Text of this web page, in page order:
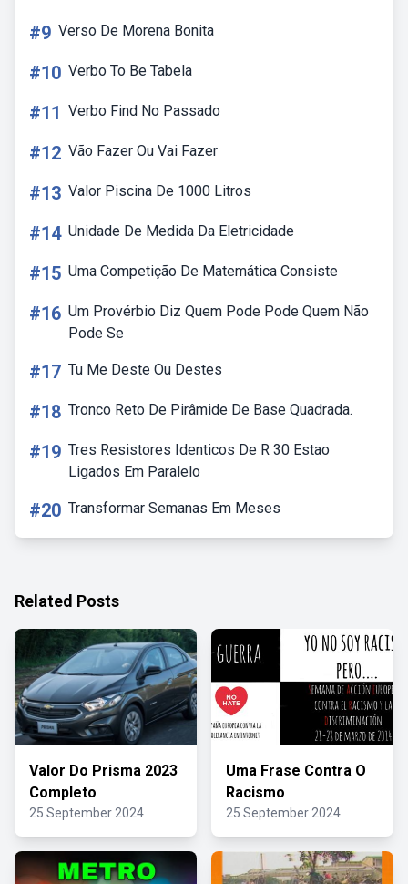
#9 Verso De Morena Bonita
#10 Verbo To Be Tabela
#11 Verbo Find No Passado
#12 Vão Fazer Ou Vai Fazer
#13 Valor Piscina De 1000 Litros
#14 Unidade De Medida Da Eletricidade
#15 Uma Competição De Matemática Consiste
#16 Um Provérbio Diz Quem Pode Pode Quem Não
Pode Se
#17 Tu Me Deste Ou Destes
#18 Tronco Reto De Pirâmide De Base Quadrada.
#19 Tres Resistores Identicos De R 30 Estao
Ligados Em Paralelo
#20 Transformar Semanas Em Meses
Related Posts
Valor Do Prisma 2023
Completo
25 September 2024
Uma Frase Contra O
Racismo
25 September 2024